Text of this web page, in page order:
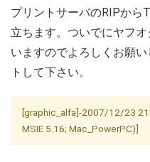
プリントサーバのRIPから
立ちます。ついでにヤフ
いますのでよろしくお願
トして下さい。
[graphic_alfa]-2007/12/23
MSIE 5.16; Mac_PowerPC)]